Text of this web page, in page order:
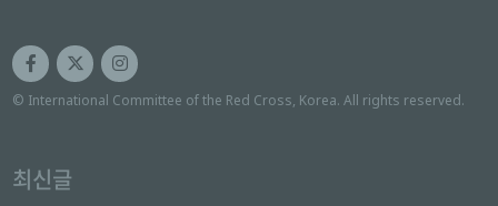
© International Committee of the Red Cross, Korea. All rights reserved.
최신글